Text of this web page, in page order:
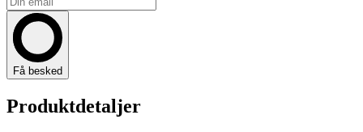
Få besked
Produktdetaljer